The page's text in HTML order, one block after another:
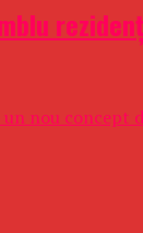
nou concept